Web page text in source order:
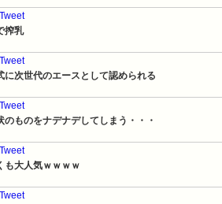
搾乳
に次世代のエースとして認められる
ものをナデナデしてしまう・・・
も大人気ｗｗｗｗ